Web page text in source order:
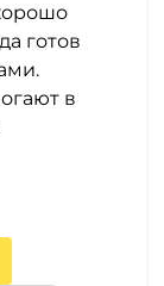
готов
в